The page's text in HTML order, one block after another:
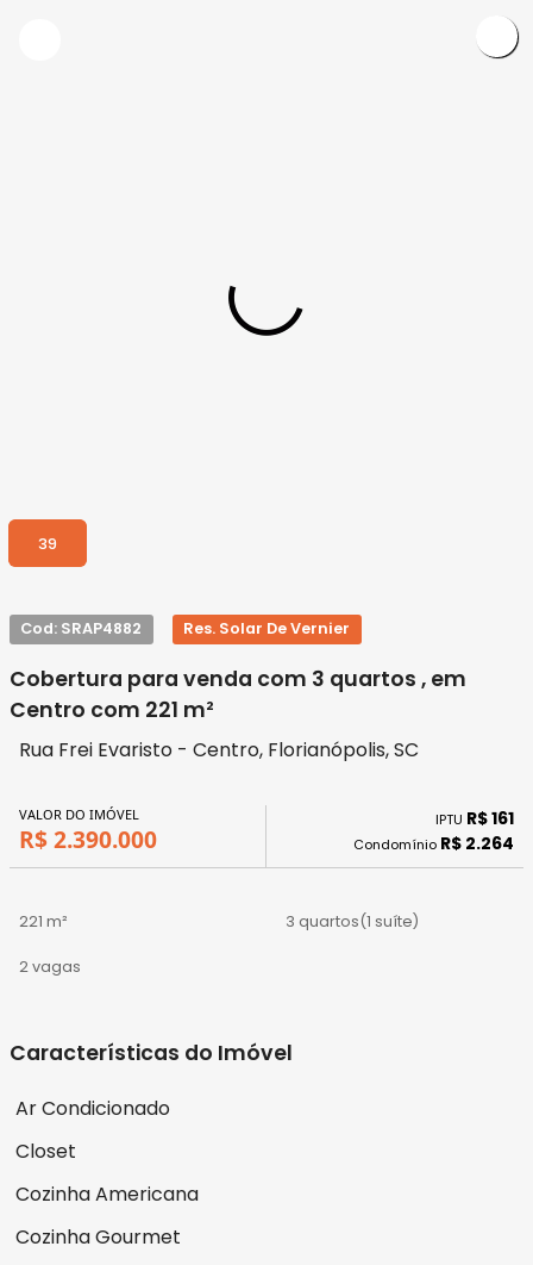
39
Cod: SRAP4882 Res. Solar De Vernier
Cobertura para venda com 3 quartos , em
Centro com 221 m²
Rua Frei Evaristo - Centro, Florianópolis, SC
VALOR DO IMÓVEL
R$ 2.390.000
IPTU R$ 161
Condomínio R$ 2.264
221 m² 3 quartos(1 suíte)
2 vagas
Características do Imóvel
Ar Condicionado
Closet
Cozinha Americana
Cozinha Gourmet